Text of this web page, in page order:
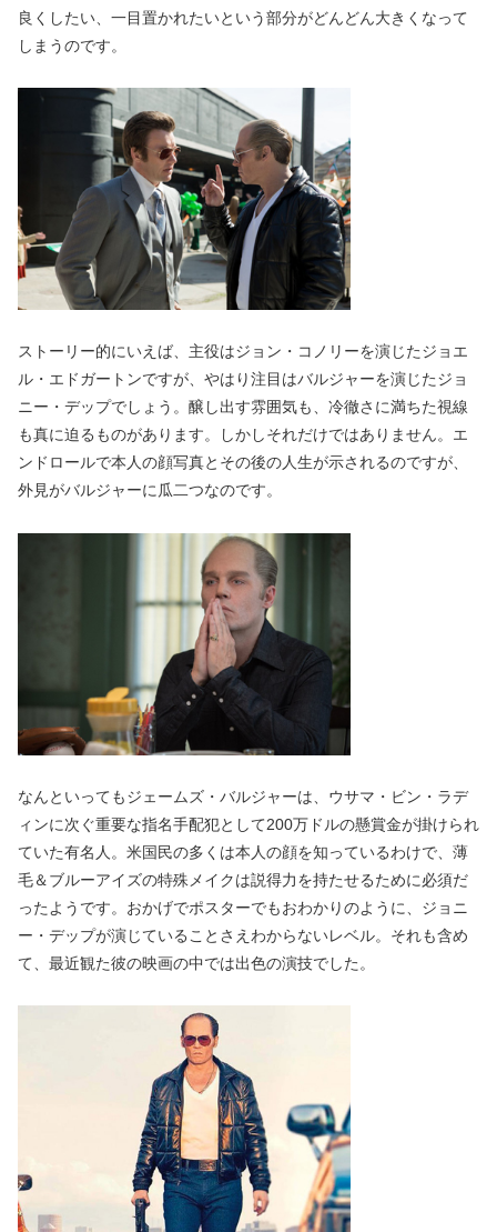
良くしたい、一目置かれたいという部分がどんどん大きくなって
しまうのです。
ストーリー的にいえば、主役はジョン・コノリーを演じたジョエ
ル・エドガートンですが、やはり注目はバルジャーを演じたジョ
ニー・デップでしょう。醸し出す雰囲気も、冷徹さに満ちた視線
も真に迫るものがあります。しかしそれだけではありません。エ
ンドロールで本人の顔写真とその後の人生が示されるのですが、
外見がバルジャーに瓜二つなのです。
なんといってもジェームズ・バルジャーは、ウサマ・ビン・ラデ
ィンに次ぐ重要な指名手配犯として200万ドルの懸賞金が掛けられ
ていた有名人。米国民の多くは本人の顔を知っているわけで、薄
毛＆ブルーアイズの特殊メイクは説得力を持たせるために必須だ
ったようです。おかげでポスターでもおわかりのように、ジョニ
ー・デップが演じていることさえわからないレベル。それも含め
て、最近観た彼の映画の中では出色の演技でした。